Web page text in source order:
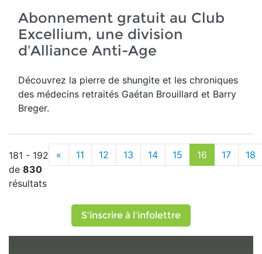
Abonnement gratuit au Club
Excellium, une division
d’Alliance Anti-Age
Découvrez la pierre de shungite et les chroniques
des médecins retraités Gaétan Brouillard et Barry
Breger.
181 - 192
de 830
résultats
« 11 12 13 14 15 16 17 18
S'inscrire à l'infolettre